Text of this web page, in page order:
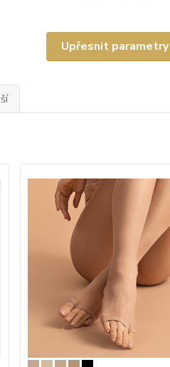
Upřesnit parametry